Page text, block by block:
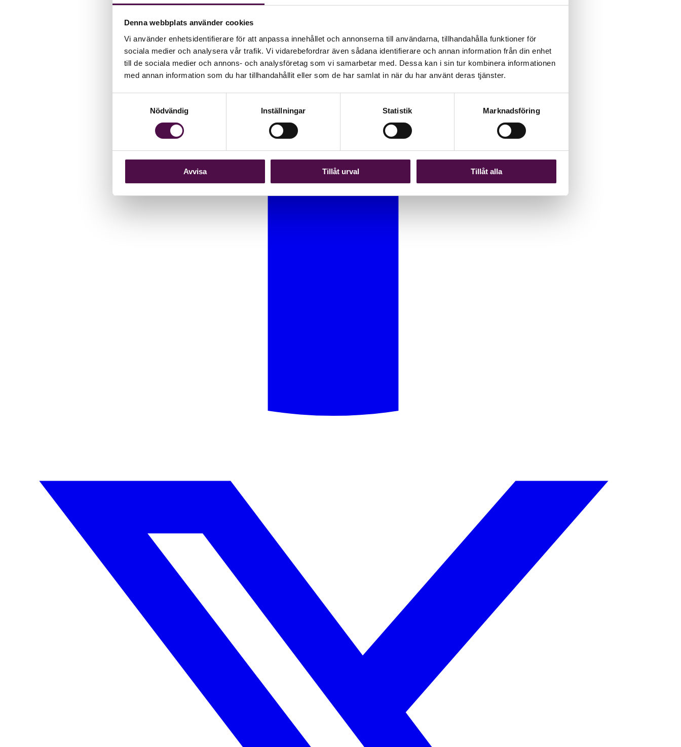
Denna webbplats använder cookies
Vi använder enhetsidentifierare för att anpassa innehållet och annonserna till användarna, tillhandahålla funktioner för
sociala medier och analysera vår trafik. Vi vidarebefordrar även sådana identifierare och annan information från din enhet
till de sociala medier och annons- och analysföretag som vi samarbetar med. Dessa kan i sin tur kombinera informationen
med annan information som du har tillhandahållit eller som de har samlat in när du har använt deras tjänster.
Nödvändig
Inställningar Statistik Marknadsföring
Avvisa Tillåt urval Tillåt alla